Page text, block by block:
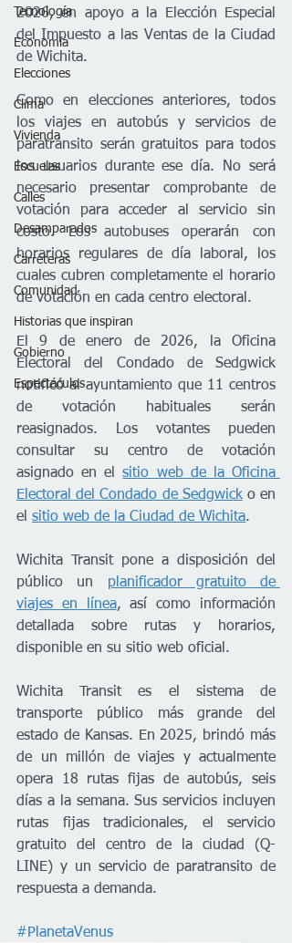
Tecnología
Economía
Elecciones
Clima
Vivienda
Escuelas
Calles
Desamparados
Carreteras
Comunidad
Historias que inspiran
Gobierno
Espectáculos
2026, en apoyo a la Elección Especial
del Impuesto a las Ventas de la Ciudad
de Wichita.
Como en elecciones anteriores, todos
los viajes en autobús y servicios de
paratránsito serán gratuitos para todos
los usuarios durante ese día. No será
necesario presentar comprobante de
votación para acceder al servicio sin
costo. Los autobuses operarán con
horarios regulares de día laboral, los
cuales cubren completamente el horario
de votación en cada centro electoral.
El 9 de enero de 2026, la Oficina
Electoral del Condado de Sedgwick
notificó al ayuntamiento que 11 centros
de votación habituales serán
reasignados. Los votantes pueden
consultar su centro de votación
asignado en el sitio web de la Oficina
Electoral del Condado de Sedgwick o en
el sitio web de la Ciudad de Wichita.
Wichita Transit pone a disposición del
público un planificador gratuito de
viajes en línea, así como información
detallada sobre rutas y horarios,
disponible en su sitio web oficial.
Wichita Transit es el sistema de
transporte público más grande del
estado de Kansas. En 2025, brindó más
de un millón de viajes y actualmente
opera 18 rutas fijas de autobús, seis
días a la semana. Sus servicios incluyen
rutas fijas tradicionales, el servicio
gratuito del centro de la ciudad (Q-
LINE) y un servicio de paratransito de
respuesta a demanda.
#PlanetaVenus